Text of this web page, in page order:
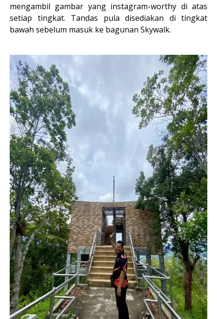
mengambil gambar yang instagram-worthy di atas
setiap tingkat. Tandas pula disediakan di tingkat
bawah sebelum masuk ke bagunan Skywalk.